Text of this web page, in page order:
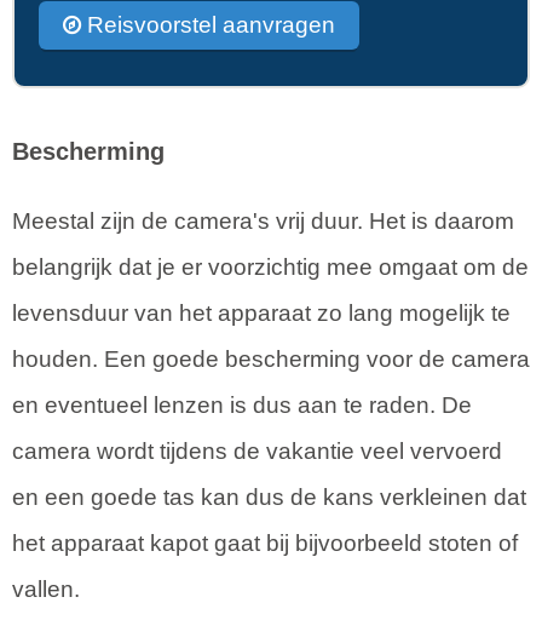
Reisvoorstel aanvragen
Bescherming
Meestal zijn de camera's vrij duur. Het is daarom
belangrijk dat je er voorzichtig mee omgaat om de
levensduur van het apparaat zo lang mogelijk te
houden. Een goede bescherming voor de camera
en eventueel lenzen is dus aan te raden. De
camera wordt tijdens de vakantie veel vervoerd
en een goede tas kan dus de kans verkleinen dat
het apparaat kapot gaat bij bijvoorbeeld stoten of
vallen.